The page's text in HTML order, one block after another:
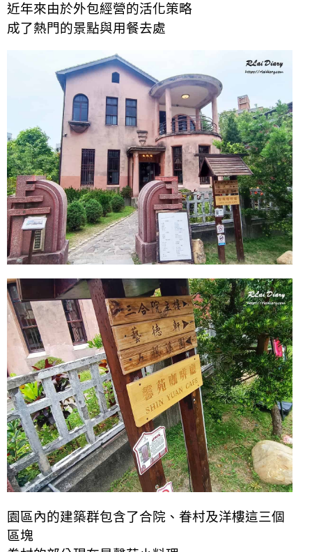
近年來由於外包經營的活化策略
成了熱門的景點與用餐去處
園區內的建築群包含了合院、眷村及洋樓這三個
區塊